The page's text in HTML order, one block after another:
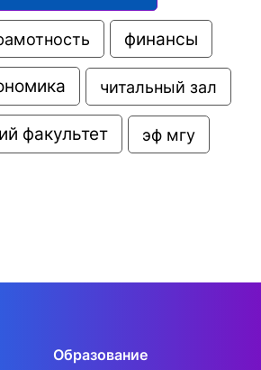
финансы
читальный зал
факультет эф мгу
Образование